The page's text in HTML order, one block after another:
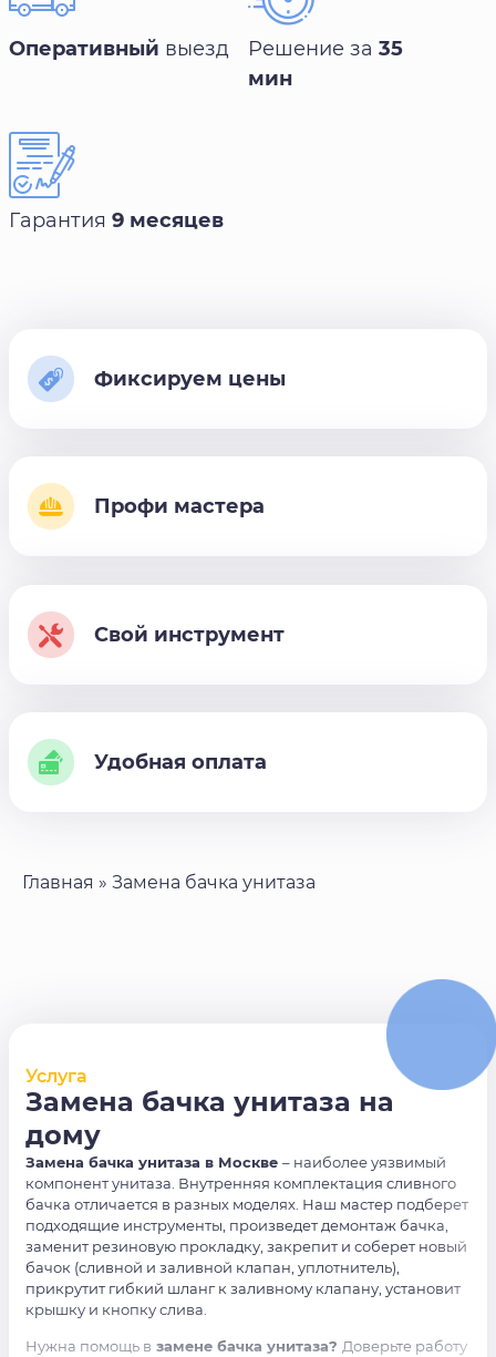
Оперативный выезд Решение за 35
мин
Гарантия 9 месяцев
Фиксируем цены
Профи мастера
Свой инструмент
Удобная оплата
Главная » Замена бачка унитаза
Услуга
Замена бачка унитаза на
дому
Замена бачка унитаза в Москве – наиболее уязвимый
компонент унитаза. Внутренняя комплектация сливного
бачка отличается в разных моделях. Наш мастер подберет
подходящие инструменты, произведет демонтаж бачка,
заменит резиновую прокладку, закрепит и соберет новый
бачок (сливной и заливной клапан, уплотнитель),
прикрутит гибкий шланг к заливному клапану, установит
крышку и кнопку слива.
Нужна помощь в замене бачка унитаза? Доверьте работу